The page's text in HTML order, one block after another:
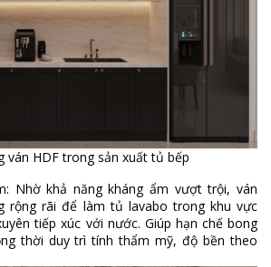
ván HDF trong sản xuất tủ bếp
Nhờ khả năng kháng ẩm vượt trội, ván
rộng rãi để làm tủ lavabo trong khu vực
tiếp xúc với nước. Giúp hạn chế bong
thời duy trì tính thẩm mỹ, độ bền theo